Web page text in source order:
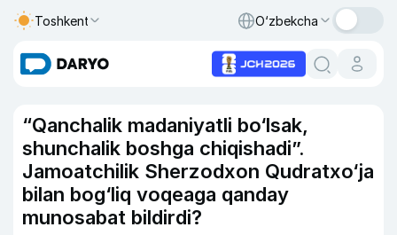
Toshkent O‘zbekcha
“Qanchalik madaniyatli bo‘lsak,
shunchalik boshga chiqishadi”.
Jamoatchilik Sherzodxon Qudratxo‘ja
bilan bog‘liq voqeaga qanday
munosabat bildirdi?